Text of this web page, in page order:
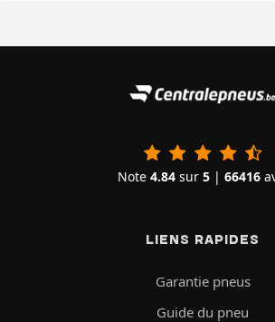
Note 4.84 sur 5 | 66416
LIENS RAPIDES
Garantie pneus
Guide du pneu